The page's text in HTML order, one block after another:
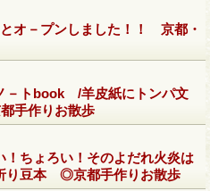
オ－プンしました！！ 京都・
－トbook /羊皮紙にトンパ文
手作りお散歩
ちょろい！そのよだれ火炎は
り豆本 ◎京都手作りお散歩